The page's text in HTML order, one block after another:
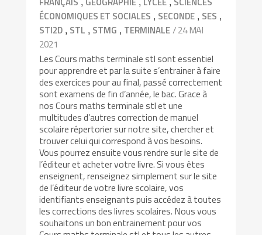
ÉCONOMIQUES ET SOCIALES , SECONDE , SES ,
STI2D , STL , STMG , TERMINALE/ 24 MAI
2021
Les Cours maths terminale stl sont essentiel
pour apprendre et par la suite s’entrainer à faire
des exercices pour au final, passé correctement
sont examens de fin d’année, le bac. Grace à
nos Cours maths terminale stl et une
multitudes d’autres correction de manuel
scolaire répertorier sur notre site, chercher et
trouver celui qui correspond à vos besoins.
Vous pourrez ensuite vous rendre sur le site de
l’éditeur et acheter votre livre. Si vous êtes
enseignent, renseignez simplement sur le site
de l’éditeur de votre livre scolaire, vos
identifiants enseignants puis accédez à toutes
les corrections des livres scolaires. Nous vous
souhaitons un bon entrainement pour vos